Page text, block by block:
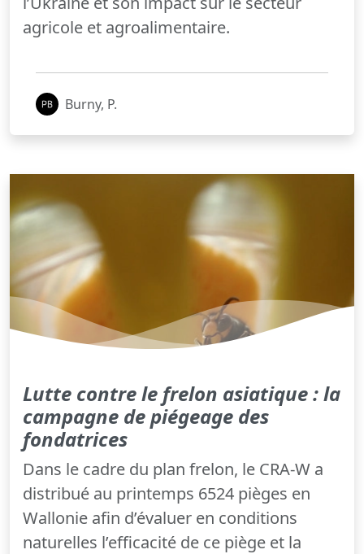
agricole et agroalimentaire.
Burny, P.
Lutte contre le frelon asiatique : la
campagne de piégeage des
fondatrices
Dans le cadre du plan frelon, le CRA-W a
distribué au printemps 6524 pièges en
Wallonie afin d’évaluer en conditions
naturelles l’efficacité de ce piège et la